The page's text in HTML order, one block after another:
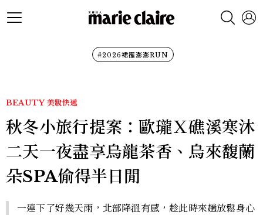
#2026裙襬澎澎RUN
BEAUTY 美妝快遞
秋冬小旅行提案：歐瓏Ｘ礁溪寒沐
二天一夜盡享烏龍茶香、烏來馥蘭
朵SPA偷得半日閒
一連下了好幾天雨，北部降溫有感，趁此時來趟放鬆身心